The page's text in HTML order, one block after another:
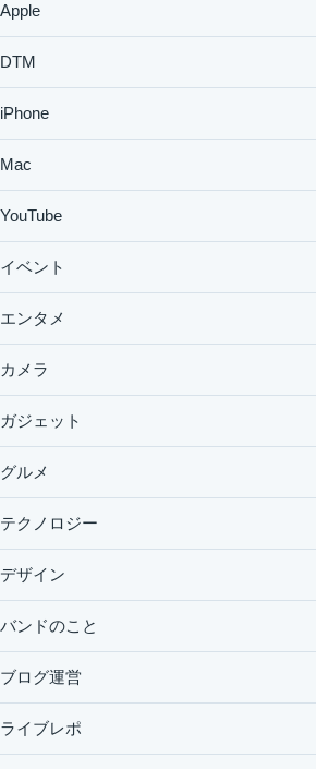
Apple
DTM
iPhone
Mac
YouTube
イベント
エンタメ
カメラ
ガジェット
グルメ
テクノロジー
デザイン
バンドのこと
ブログ運営
ライブレポ